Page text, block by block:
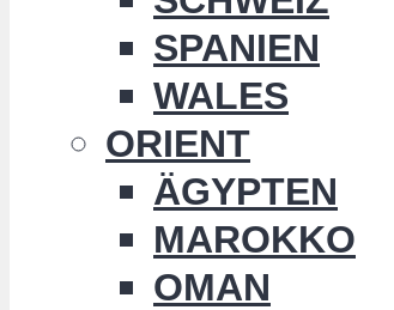
SPANIEN
WALES
ORIENT
ÄGYPTEN
MAROKKO
OMAN